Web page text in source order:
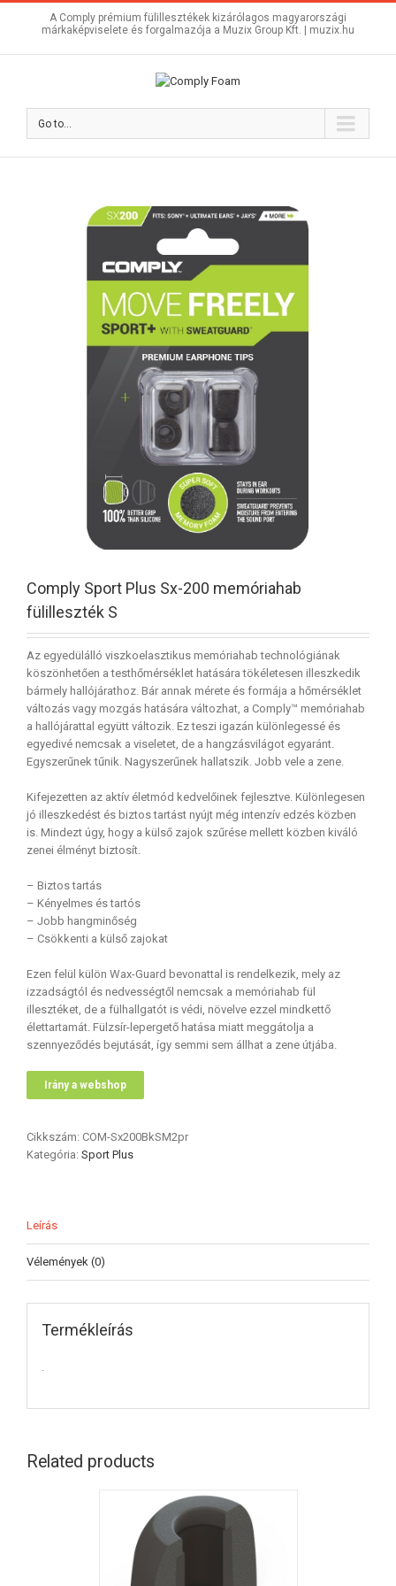
A Comply prémium fülillesztékek kizárólagos magyarországi
márkaképviselete és forgalmazója a Muzix Group Kft. | muzix.hu
Go to...
Comply Sport Plus Sx-200 memóriahab
fülilleszték S
Az egyedülálló viszkoelasztikus memóriahab technológiának
köszönhetően a testhőmérséklet hatására tökéletesen illeszkedik
bármely hallójárathoz. Bár annak mérete és formája a hőmérséklet
változás vagy mozgás hatására változhat, a Comply™ memóriahab
a hallójárattal együtt változik. Ez teszi igazán különlegessé és
egyedivé nemcsak a viseletet, de a hangzásvilágot egyaránt.
Egyszerűnek tűnik. Nagyszerűnek hallatszik. Jobb vele a zene.
Kifejezetten az aktív életmód kedvelőinek fejlesztve. Különlegesen
jó illeszkedést és biztos tartást nyújt még intenzív edzés közben
is. Mindezt úgy, hogy a külső zajok szűrése mellett közben kiváló
zenei élményt biztosít.
– Biztos tartás
– Kényelmes és tartós
– Jobb hangminőség
– Csökkenti a külső zajokat
Ezen felül külön Wax-Guard bevonattal is rendelkezik, mely az
izzadságtól és nedvességtől nemcsak a memóriahab fül
illesztéket, de a fülhallgatót is védi, növelve ezzel mindkettő
élettartamát. Fülzsír-lepergető hatása miatt meggátolja a
szennyeződés bejutását, így semmi sem állhat a zene útjába.
Irány a webshop
Cikkszám: COM-Sx200BkSM2pr
Kategória: Sport Plus
Leírás
Vélemények (0)
Termékleírás
.
Related products